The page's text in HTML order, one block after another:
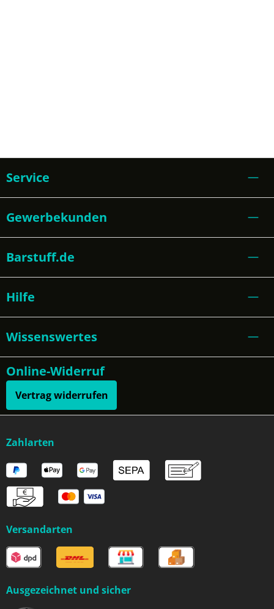
Service
Gewerbekunden
Barstuff.de
Hilfe
Wissenswertes
Online-Widerruf
Vertrag widerrufen
Zahlarten
Versandarten
Ausgezeichnet und sicher